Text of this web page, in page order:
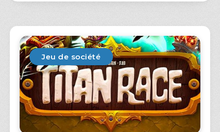
Jeu de société